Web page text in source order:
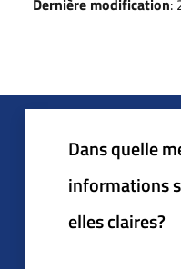
Dernière modification:
Dans quelle
informations
elles claires?